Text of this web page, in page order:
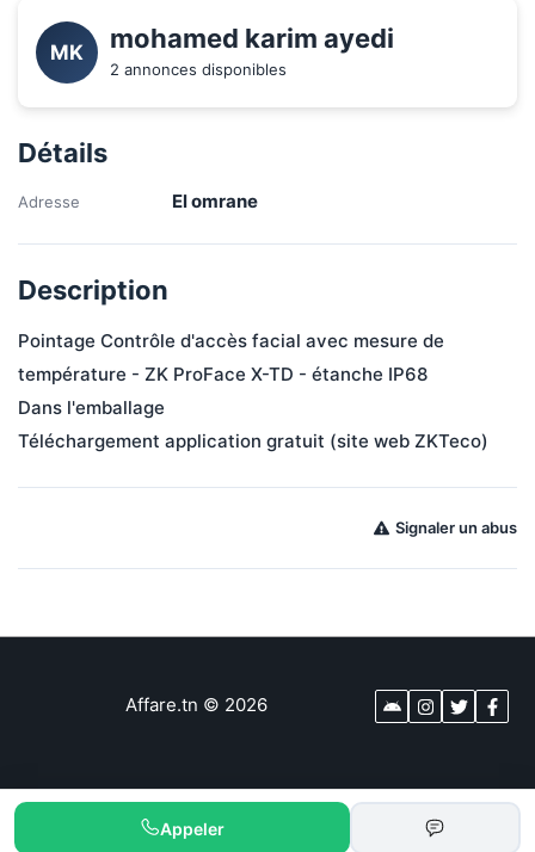
MK mohamed karim ayedi
2 annonces disponibles
Appeler
Détails
Adresse El omrane
Description
Pointage Contrôle d'accès facial avec mesure de
température - ZK ProFace X-TD - étanche IP68
Dans l'emballage
Téléchargement application gratuit (site web ZKTeco)
Signaler un abus
Affare.tn © 2026